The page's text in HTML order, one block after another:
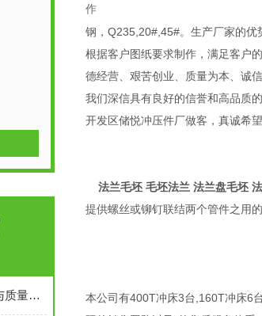
钢，Q235,20#,45#。生产厂家的优
根据客户图纸要求制作，满足客户
德经营、艰苦创业、质量为本、诚
我们深信具有良好的信誉和高品质
开发区储悦冲压件厂做客，真诚希
法兰毛坯 毛坯法兰 法兰盘毛坯
提供螺丝或铆钉联结两个管件之用
本公司有400T冲床3台,160T冲床6
冲压异型件生产工艺优化与质量控制